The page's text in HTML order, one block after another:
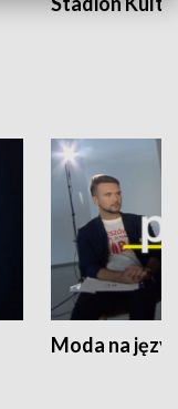
Moda na